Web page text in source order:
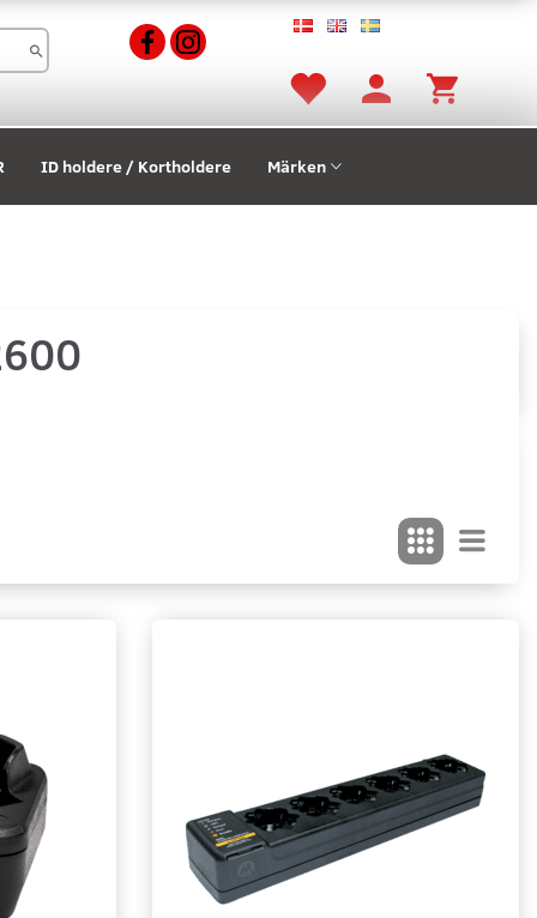
ID holdere / Kortholdere Märken